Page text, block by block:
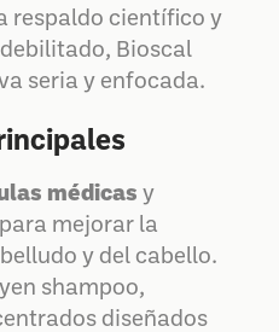
respaldo científico y
Bioscal
seria y enfocada.
médicas y
mejorar la
y del cabello.
shampoo,
diseñados